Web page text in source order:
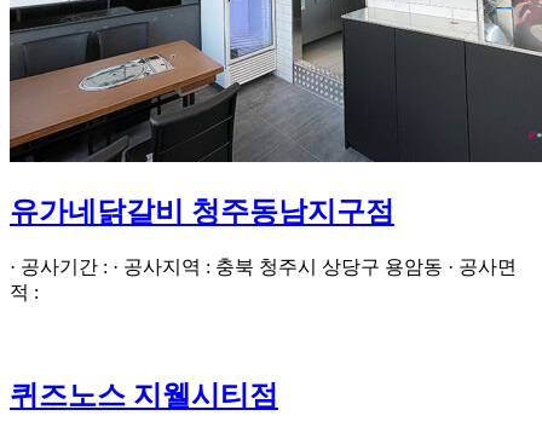
유가네닭갈비 청주동남지구점
· 공사기간 : · 공사지역 : 충북 청주시 상당구 용암동 · 공사면
적 :
퀴즈노스 지웰시티점